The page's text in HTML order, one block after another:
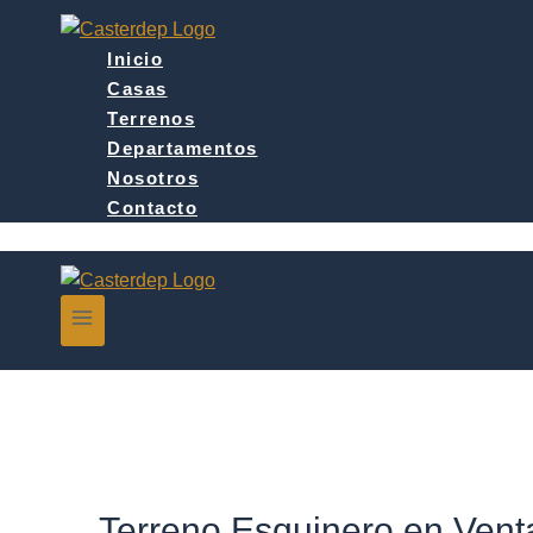
Inicio
Casas
Terrenos
Departamentos
Nosotros
Contacto